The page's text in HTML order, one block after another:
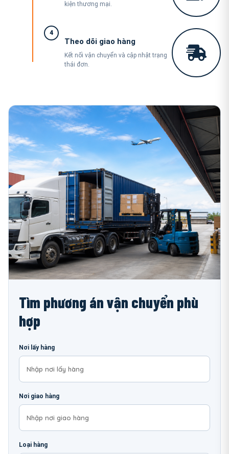
kiện thương mại.
4
Theo dõi giao hàng
Kết nối vận chuyển và cập nhật trạng
thái đơn.
Tìm phương án vận chuyển phù
hợp
Nơi lấy hàng
Nơi giao hàng
Loại hàng